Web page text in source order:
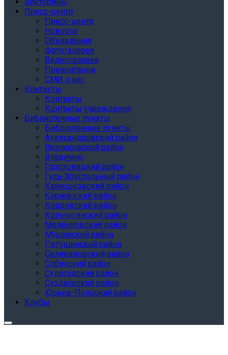
Викторины
Пресс-центр
Пресс-центр
Новости
Объявления
Фотогалерея
Видеогалерея
Презентации
СМИ о нас
Контакты
Контакты
Контакты учреждения
Библиотечные пункты
Библиотечные пункты
Александровский район
Вязниковский район
Владимир
Гороховецкий район
Гусь-Хрустальный район
Камешковский район
Киржачский район
Ковровский район
Кольчугинский район
Меленковский район
Муромский район
Петушинский район
Селивановский район
Собинский район
Судогодский район
Суздальский район
Юрьев-Польский район
Клубы